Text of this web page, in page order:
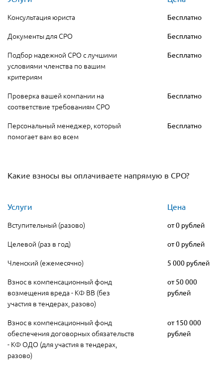
Консультация юриста
Бесплатно
Документы для СРО Бесплатно
Подбор надежной СРО с лучшими
условиями членства по вашим
критериям
Бесплатно
Проверка вашей компании на
соответствие требованиям СРО
Бесплатно
Персональный менеджер, который
помогает вам во всем
Бесплатно
Какие взносы вы оплачиваете напрямую в СРО?
Услуги
Цена
Вступительный (разово)
от 0 рублей
Целевой (раз в год) от 0 рублей
Членский (ежемесячно) 5 000 рублей
Взнос в компенсационный фонд
возмещения вреда - КФ ВВ (без
участия в тендерах, разово)
от 50 000
рублей
Взнос в компенсационный фонд
обеспечения договорных обязательств
- КФ ОДО (для участия в тендерах,
разово)
от 150 000
рублей